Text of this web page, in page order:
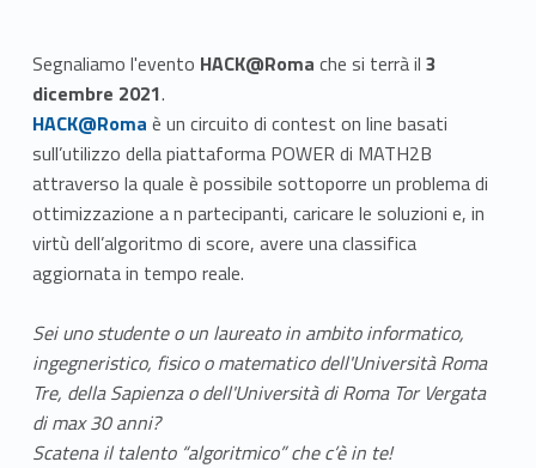
Segnaliamo l'evento HACK@Roma che si terrà il 3
dicembre 2021.
Link identifier #identifier__119761-1
HACK@Roma è un circuito di contest on line basati
sull’utilizzo della piattaforma POWER di MATH2B
attraverso la quale è possibile sottoporre un problema di
ottimizzazione a n partecipanti, caricare le soluzioni e, in
virtù dell’algoritmo di score, avere una classifica
aggiornata in tempo reale.
Sei uno studente o un laureato in ambito informatico,
ingegneristico, fisico o matematico dell'Università Roma
Tre, della Sapienza o dell'Università di Roma Tor Vergata
di max 30 anni?
Scatena il talento “algoritmico” che c’è in te!